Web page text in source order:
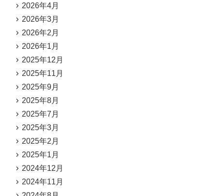
2026年4月
2026年3月
2026年2月
2026年1月
2025年12月
2025年11月
2025年9月
2025年8月
2025年7月
2025年3月
2025年2月
2025年1月
2024年12月
2024年11月